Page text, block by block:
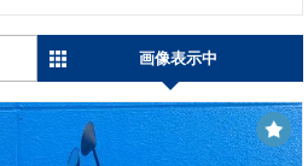
画像表示中